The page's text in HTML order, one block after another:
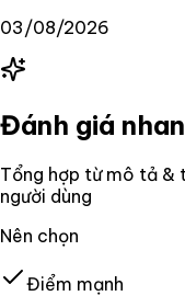
03/08/2026
Đánh giá
Tổng hợp từ mô tả &
người dùng
Nên chọn
Điểm mạnh